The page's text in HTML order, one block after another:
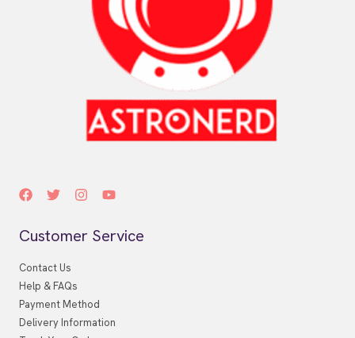
Customer Service
Contact Us
Help & FAQs
Payment Method
Delivery Information